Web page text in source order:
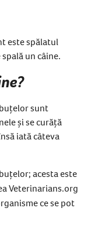
este spălatul
un câine.
sunt
și se curăță
iată câteva
acesta este
Veterinarians.org
ce se pot